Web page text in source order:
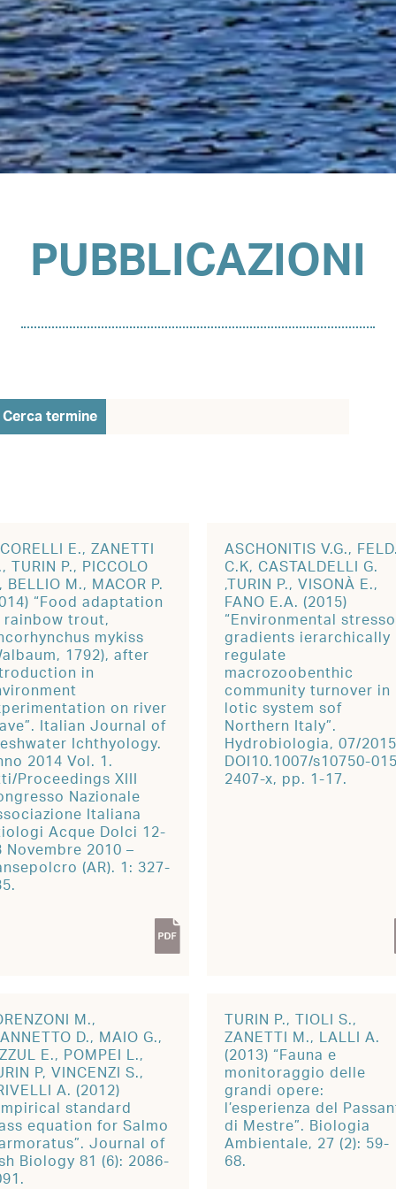
PUBBLICAZIONI
Cerca termine
E., ZANETTI
TURIN P., PICCOLO
BELLIO M., MACOR P.
“Food adaptation
rainbow trout,
mykiss
1792), after
in
on river
Italian Journal of
Ichthyology.
2014 Vol. 1.
Proceedings XIII
Nazionale
Italiana
Acque Dolci 12-
Novembre 2010 –
(AR). 1: 327-
ASCHONITIS V.G.,
C.K, CASTALDELLI G.
,TURIN P., VISONÀ E.,
FANO E.A. (2015)
“Environmental
gradients ierarchically
regulate
macrozoobenthic
community turnover in
lotic system sof
Northern Italy”.
Hydrobiologia, 07/
DOI10.1007/s10750-
2407-x, pp. 1-17.
M.,
D., MAIO G.,
E., POMPEI L.,
P, VINCENZI S.,
A. (2012)
standard
equation for Salmo
Journal of
Biology 81 (6): 2086-
TURIN P., TIOLI S.,
ZANETTI M., LALLI A.
(2013) “Fauna e
monitoraggio delle
grandi opere:
l’esperienza del
di Mestre”. Biologia
Ambientale, 27 (2): 59-
68.